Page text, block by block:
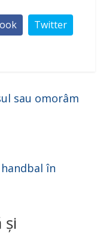
Twitter
sau omorâm
în
și